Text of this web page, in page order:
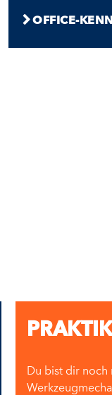
OFFICE-
Du bist dir noch